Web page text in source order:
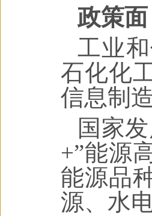
政策
工业
石化化
信息制
国家
+”能源
能源品
源、水